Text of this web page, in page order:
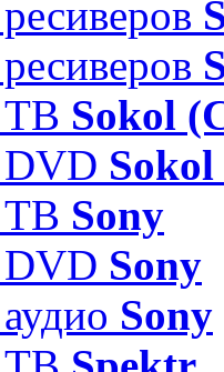
ТВ Sokol
ТВ Sony
Sony
Sony